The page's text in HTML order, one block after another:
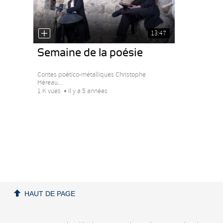
13:47
Semaine de la poésie
Contes poético-métalliques Christophe
Héreau...
1 K vues
Il y a 5 années
HAUT DE PAGE